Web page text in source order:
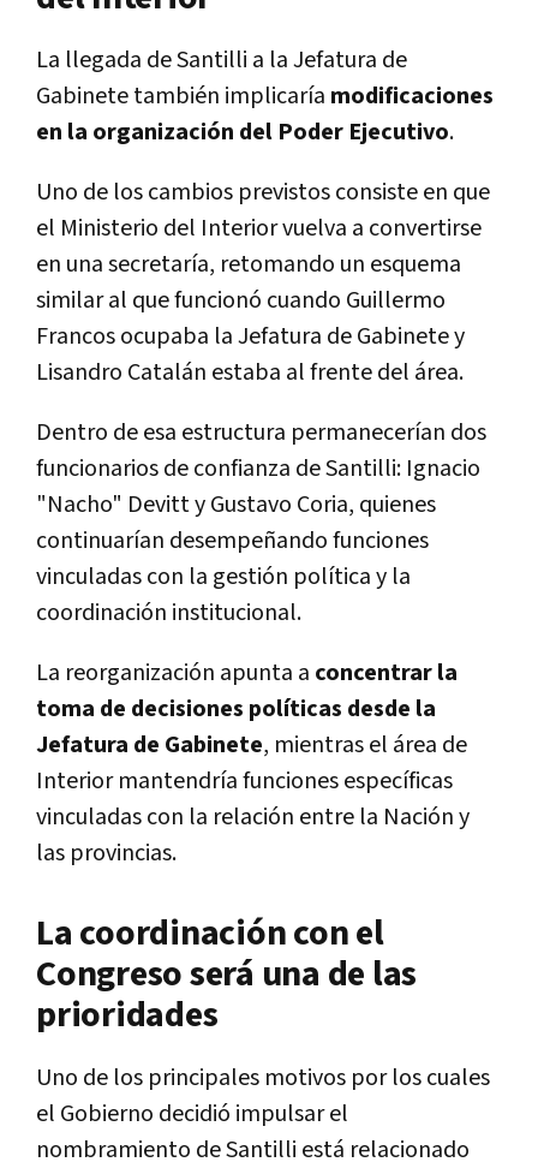
La llegada de Santilli a la Jefatura de
Gabinete también implicaría modificaciones
en la organización del Poder Ejecutivo.
Uno de los cambios previstos consiste en que
el Ministerio del Interior vuelva a convertirse
en una secretaría, retomando un esquema
similar al que funcionó cuando Guillermo
Francos ocupaba la Jefatura de Gabinete y
Lisandro Catalán estaba al frente del área.
Dentro de esa estructura permanecerían dos
funcionarios de confianza de Santilli: Ignacio
"Nacho" Devitt y Gustavo Coria, quienes
continuarían desempeñando funciones
vinculadas con la gestión política y la
coordinación institucional.
La reorganización apunta a concentrar la
toma de decisiones políticas desde la
Jefatura de Gabinete, mientras el área de
Interior mantendría funciones específicas
vinculadas con la relación entre la Nación y
las provincias.
La coordinación con el
Congreso será una de las
prioridades
Uno de los principales motivos por los cuales
el Gobierno decidió impulsar el
nombramiento de Santilli está relacionado